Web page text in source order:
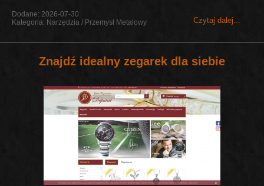
Czytaj dalej...
Dodane: 2026-07-30
Kategoria: Narzędzia / Przemysł Metalowy
Znajdź idealny zegarek dla siebie